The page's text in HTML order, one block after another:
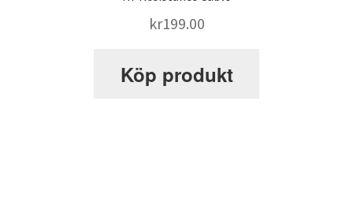
kr199.00
Köp produkt